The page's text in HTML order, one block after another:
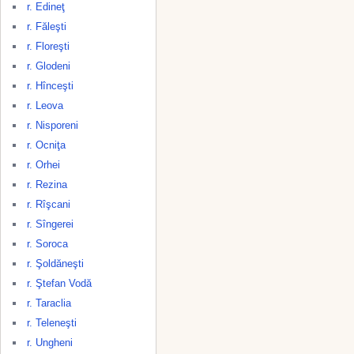
r. Edineţ
r. Făleşti
r. Floreşti
r. Glodeni
r. Hînceşti
r. Leova
r. Nisporeni
r. Ocniţa
r. Orhei
r. Rezina
r. Rîşcani
r. Sîngerei
r. Soroca
r. Şoldăneşti
r. Ştefan Vodă
r. Taraclia
r. Teleneşti
r. Ungheni